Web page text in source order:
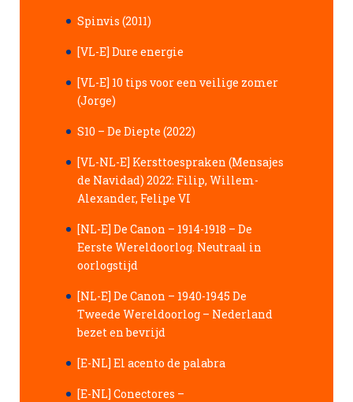
Spinvis (2011)
[VL-E] Dure energie
[VL-E] 10 tips voor een veilige zomer
(Jorge)
S10 – De Diepte (2022)
[VL-NL-E] Kersttoespraken (Mensajes
de Navidad) 2022: Filip, Willem-
Alexander, Felipe VI
[NL-E] De Canon – 1914-1918 – De
Eerste Wereldoorlog. Neutraal in
oorlogstijd
[NL-E] De Canon – 1940-1945 De
Tweede Wereldoorlog – Nederland
bezet en bevrijd
[E-NL] El acento de palabra
[E-NL] Conectores –